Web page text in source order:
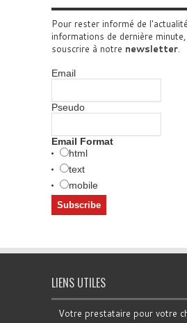
Pour rester informé de
informations de dernière
souscrire à notre newsletter.
Email
Pseudo
Email Format
html
text
mobile
LIENS UTILES
Votre prestataire pour votre